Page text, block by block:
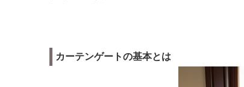
カーテンゲートの基本とは